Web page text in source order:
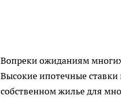
Вопреки ожиданиям
Высокие ипотечные ставки
собственном жилье для